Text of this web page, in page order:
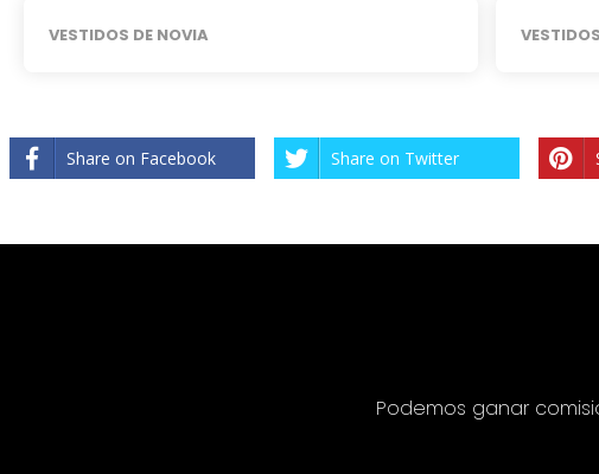
VESTIDOS DE NOVIA
Share on Facebook Share on Twitter
Podemos ganar